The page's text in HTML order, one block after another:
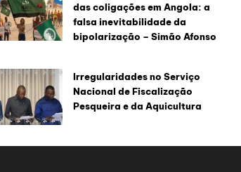
das coligações em Angola: a
falsa inevitabilidade da
bipolarização – Simão Afonso
Irregularidades no Serviço
Nacional de Fiscalização
Pesqueira e da Aquicultura